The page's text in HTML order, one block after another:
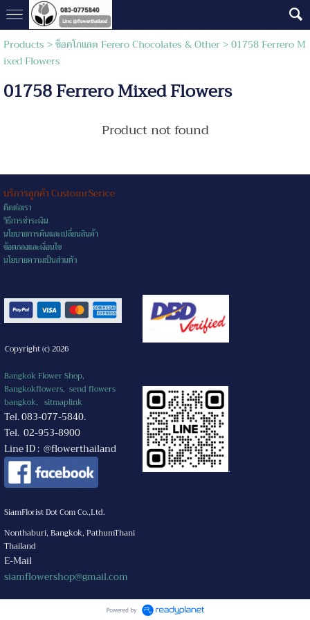
Products >ช็อคโกแลต Ferero Chocolates & Other> 01758 Ferrero M
ixed Flowers
01758 Ferrero Mixed Flowers
Product not found
บริการลูกค้า CustomrSerice
ติดต่อเรา
วิธีการชำระเงิน
นโยบายการคืนและเปลี่ยนสินค้า
ข้อตกลงและเงื่อนไข
นโยบายความเป็นส่วนตัว
Copyright (c) 2026
Bangkok Flower Shop,
Bangkokflowers, send flowers
bangkok, sitmaplink
Tel. 083-077-5840.
Tel. 02-953-8900
Line ID : @flowerthailand
.
SiamFlorist Dot Com Co.,Ltd.
Nonthaburi, Bangkok, PathumThani
Thailand
E-Mail
siamflowershop@gmail.com